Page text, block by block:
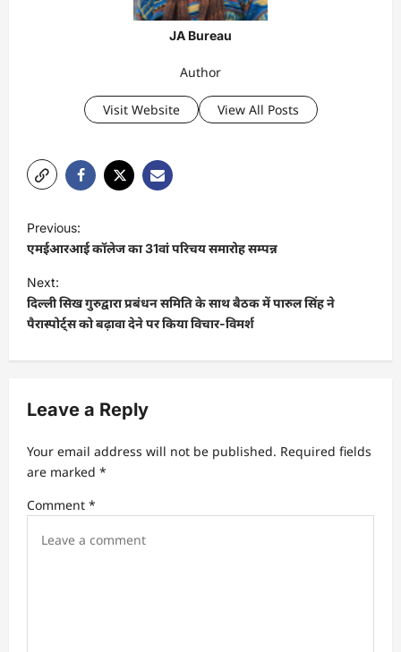
JA Bureau
Author
Visit Website View All Posts
o
s
t
n
a
i
a
i
Previous:
एमईआरआई कॉलेज का 31वां परिचय समारोह सम्पन्न
Next:
दिल्ली सिख गुरुद्वारा प्रबंधन समिति के साथ बैठक में पारुल सिंह ने
पैरास्पोर्ट्स को बढ़ावा देने पर किया विचार-विमर्श
Leave a Reply
Your email address will not be published. Required fields
are marked *
Comment *